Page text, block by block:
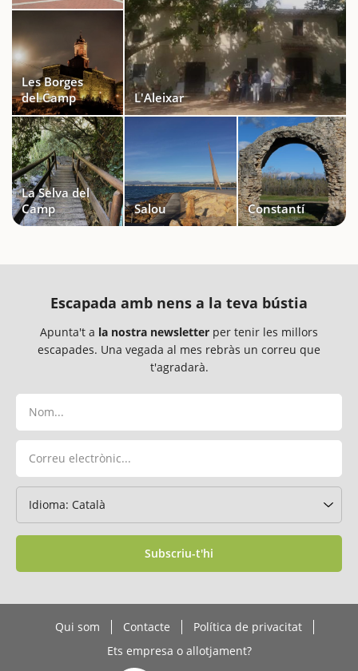
Les Borges
del Camp
L'Aleixar
La Selva del
Camp
Salou Constantí
Escapada amb nens a la teva bústia
Apunta't a la nostra newsletter per tenir les millors
escapades. Una vegada al mes rebràs un correu que
t'agradarà.
Subscriu-t'hi
Qui som Contacte
Política de privacitat
Ets empresa o allotjament?